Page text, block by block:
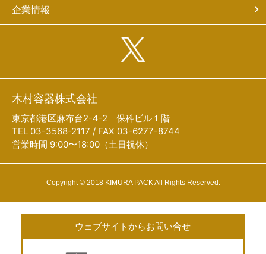
企業情報
木村容器株式会社
東京都港区麻布台2-4-2 保科ビル１階
TEL 03-3568-2117 / FAX 03-6277-8744
営業時間 9:00〜18:00（土日祝休）
Copyright © 2018 KIMURA PACK All Rights Reserved.
ウェブサイトからお問い合せ